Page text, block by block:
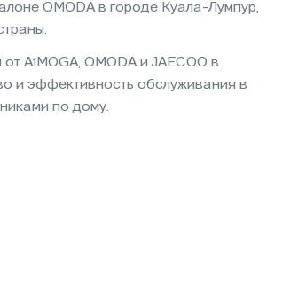
OMODA в городе Куала-Лумпур,
AiMOGA, OMODA и JAECOO в
и эффективность обслуживания в
по дому.